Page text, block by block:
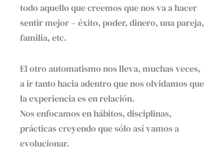
todo aquello que creemos que nos va a hacer
sentir mejor – éxito, poder, dinero, una pareja,
familia, etc.
El otro automatismo nos lleva, muchas veces,
a ir tanto hacia adentro que nos olvidamos que
la experiencia es en relación.
Nos enfocamos en hábitos, disciplinas,
prácticas creyendo que sólo así vamos a
evolucionar.